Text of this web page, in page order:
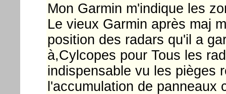
Mon Garmin m'indique les
Le vieux Garmin après maj
position des radars qu'il a
à,Cylcopes pour Tous les
indispensable vu les pièges
l'accumulation de